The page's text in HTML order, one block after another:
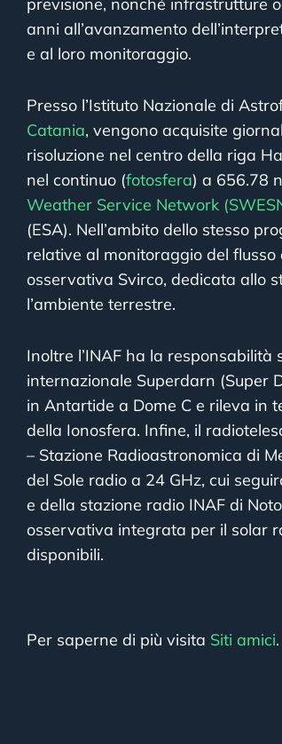
anni all’avanzamento
e al loro monitoraggio.
Presso l’Istituto Nazionale di
Catania, vengono acquisite
risoluzione nel centro della riga
nel continuo (fotosfera) a 656.78
Weather Service Network
(ESA). Nell’ambito dello stesso
relative al monitoraggio del
osservativa Svirco, dedicata allo
l’ambiente terrestre.
Inoltre l’INAF ha la
internazionale Superdarn (Super
in Antartide a Dome C e rileva in
della Ionosfera. Infine, il
– Stazione Radioastronomica di
del Sole radio a 24 GHz, cui
e della stazione radio INAF di
osservativa integrata per il solar
disponibili.
Per saperne di più visita Siti amici.